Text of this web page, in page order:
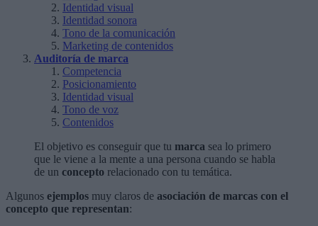
Identidad visual
Identidad sonora
Tono de la comunicación
Marketing de contenidos
Auditoría de marca
Competencia
Posicionamiento
Identidad visual
Tono de voz
Contenidos
El objetivo es conseguir que tu marca sea lo primero
que le viene a la mente a una persona cuando se habla
de un concepto relacionado con tu temática.
Algunos ejemplos muy claros de asociación de marcas con el
concepto que representan: